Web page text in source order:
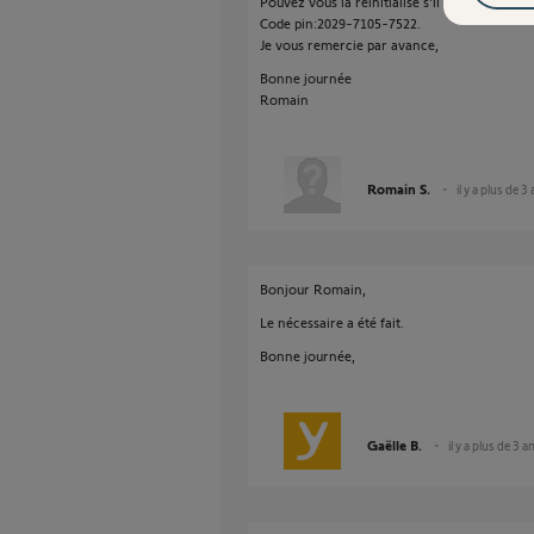
Code pin:2029-7105-7522.
Je vous remercie par avance,
Bonne journée
Romain
Romain S. il y a plus de 3
Bonjour Romain,
Le nécessaire a été fait.
Bonne journée,
Gaëlle B. il y a plus de 3